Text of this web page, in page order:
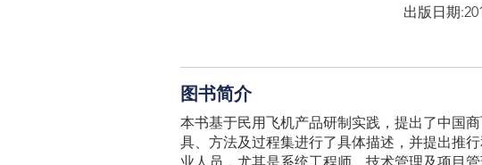
出版日期
图书简介
本书基于民用飞机产品研制实践，提出了中国
具、方法及过程集进行了具体描述，并提出推